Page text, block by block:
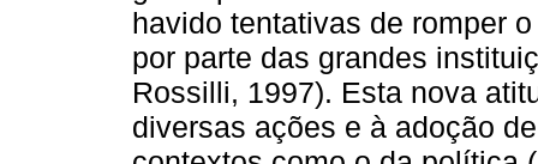
havido tentativas de romper
por parte das grandes
Rossilli, 1997). Esta nova
diversas ações e à adoção